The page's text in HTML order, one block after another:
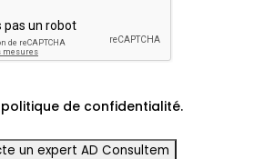
de confidentialité.